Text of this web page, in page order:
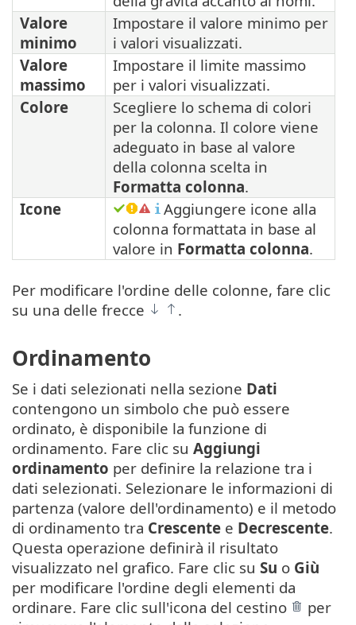
Valore
minimo
Impostare il valore minimo per
i valori visualizzati.
Valore
massimo
Impostare il limite massimo
per i valori visualizzati.
Colore
Scegliere lo schema di colori
per la colonna. Il colore viene
adeguato in base al valore
della colonna scelta in
Formatta colonna.
Icone
Aggiungere icone alla
colonna formattata in base al
valore in Formatta colonna.
Per modificare l'ordine delle colonne, fare clic
su una delle frecce
.
Ordinamento
Se i dati selezionati nella sezione Dati
contengono un simbolo che può essere
ordinato, è disponibile la funzione di
ordinamento. Fare clic su Aggiungi
ordinamento per definire la relazione tra i
dati selezionati. Selezionare le informazioni di
partenza (valore dell'ordinamento) e il metodo
di ordinamento tra Crescente e Decrescente.
Questa operazione definirà il risultato
visualizzato nel grafico. Fare clic su Su o Giù
per modificare l'ordine degli elementi da
ordinare. Fare clic sull'icona del cestino
per